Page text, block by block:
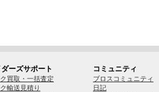
ーズサポート
買取・一括査定
輸送見積り
コミュニティ
ブロスコミュニティ
日記